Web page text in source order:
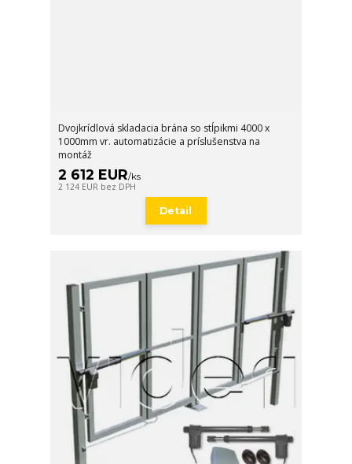
Dvojkrídlová skladacia brána so stĺpikmi 4000 x
1000mm vr. automatizácie a príslušenstva na
montáž
2 612 EUR/ks
2 124 EUR bez DPH
Detail